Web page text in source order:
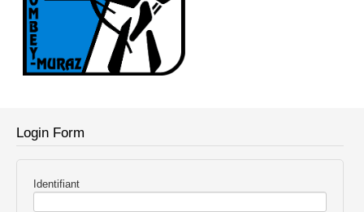
Login Form
Identifiant